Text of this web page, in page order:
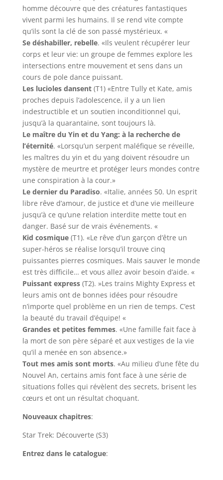
homme découvre que des créatures fantastiques
vivent parmi les humains. Il se rend vite compte
qu’ils sont la clé de son passé mystérieux. «
Se déshabiller, rebelle. «Ils veulent récupérer leur
corps et leur vie: un groupe de femmes explore les
intersections entre mouvement et sens dans un
cours de pole dance puissant.
Les lucioles dansent(T1) «Entre Tully et Kate, amis
proches depuis l’adolescence, il y a un lien
indestructible et un soutien inconditionnel qui,
jusqu’à la quarantaine, sont toujours là.
Le maître du Yin et du Yang: à la recherche de
l’éternité. «Lorsqu’un serpent maléfique se réveille,
les maîtres du yin et du yang doivent résoudre un
mystère de meurtre et protéger leurs mondes contre
une conspiration à la cour.»
Le dernier du Paradiso. «Italie, années 50. Un esprit
libre rêve d’amour, de justice et d’une vie meilleure
jusqu’à ce qu’une relation interdite mette tout en
danger. Basé sur de vrais événements. «
Kid cosmique(T1). «Le rêve d’un garçon d’être un
super-héros se réalise lorsqu’il trouve cinq
puissantes pierres cosmiques. Mais sauver le monde
est très difficile… et vous allez avoir besoin d’aide. «
Puissant express(T2). »Les trains Mighty Express et
leurs amis ont de bonnes idées pour résoudre
n’importe quel problème en un rien de temps. C’est
la beauté du travail d’équipe! «
Grandes et petites femmes. «Une famille fait face à
la mort de son père séparé et aux vestiges de la vie
qu’il a menée en son absence.»
Tout mes amis sont morts. «Au milieu d’une fête du
Nouvel An, certains amis font face à une série de
situations folles qui révèlent des secrets, brisent les
cœurs et ont un résultat choquant.
Nouveaux chapitres:
Star Trek: Découverte (S3)
Entrez dans le catalogue: